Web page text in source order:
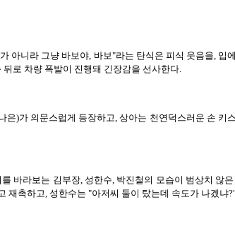
아니라 그냥 바보야, 바보"라는 탄식은 피식 웃음을,
로 차량 폭발이 진행돼 긴장감을 선사한다.
)가 의문스럽게 등장하고, 상아는 천연덕스러운 손
바라보는 김부장, 성한수, 박진철의 모습이 범상치 않
촉하고, 성한수는 "아저씨 둘이 탔는데 속도가 나겠